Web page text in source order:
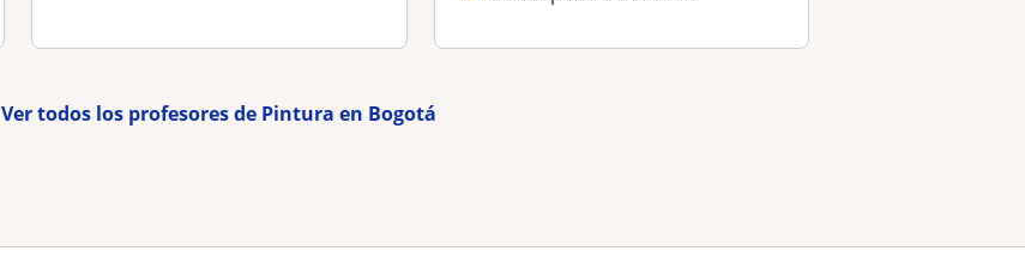
Ver todos los profesores de Pintura en Bogotá